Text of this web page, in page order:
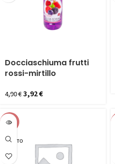
Docciaschiuma frutti
rossi-mirtillo
4,90€3,92€
-20%
ESAURITO